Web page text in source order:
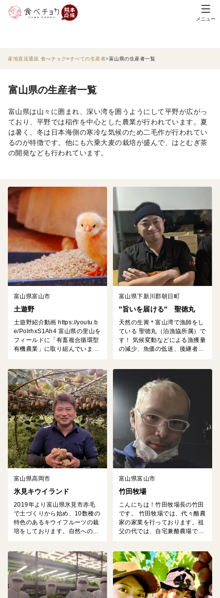
メニュー
産地直送通販 食べチョク すべての生産者 富山県の生産者一覧
富山県の生産者一覧
富山県は山々に囲まれ、深い湾を囲うようにして平野が広がっ
ており、平野では稲作を中心とした農業が行われています。夏
は暑く、冬は日本海側の寒冷な気候のため二毛作が行われてい
るのが特徴です。他にも六乗大麦の栽培が盛んで、はとむぎ茶
の開発なども行われています。
富山県富山市
土遊野
土遊野紹介動画 https://youtu.b
e/PolrhxS1Ah4 富山県の里山を
フィールドに「有畜複合循環型
有機農業」に取り組んでいま
の有機野菜、キウイフルーツ、
米粉や米麹などにも加工してい
ます。卵やヤギ乳を生かしたプ
リンやシフォンケーキなどの加
工品、地元の低温殺菌牛乳の販
売やそれを生かしたミルクアイ
スクリームの製造販売な...
富山県下新川郡朝日町
″旨いを届ける″ 聖徳丸
天然の生簀＊富山湾で漁師をし
ている 聖徳丸（泊漁協所属）で
す！ 気候変動などによる漁獲量
の減少、魚価の低迷、後継者不
は信じていることがあります。
「旨いモノには人を幸せにする
力がある」 海から揚がったばか
り、つまり最もいい鮮度のモノ
を...
富山県高岡市
氷見キウイランド
2019年より富山県氷見市赤毛
で土づくりから始め、10数種の
特色のあるキウイフルーツの栽
培をしております。自然への感
に努めてまいります。 贈答用の
キウイフルーツギフト箱タイプ
は、「風味豊かで品質が高い」
と、皆様から好評の声を頂いて
おります。
富山県富山市
竹田牧場
こんにちは！竹田牧場長の竹田
です。 竹田牧場では、代々酪農
家の家業を行っております。祖
父の代では、自宅兼酪農場で乳
在の場所にて酪農を行っており
ます。代々受け継いできた、乳
牛の飼育方法など長年の酪農で
培った知恵やノウハウをもとに
おいしい牛乳を作っています。